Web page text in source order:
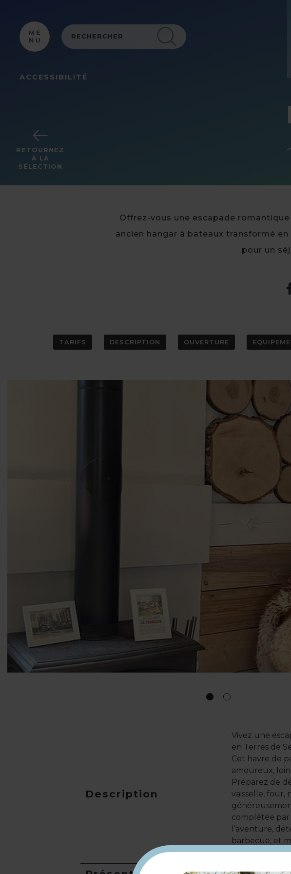
ACCESSIBILITÉ
RETOURNEZ
À LA
SÉLECTION
Offrez-vous une escapade
ancien hangar à bateaux transformé
pour un
TARIFS DESCRIPTION OUVERTURE
Description
Vivez une
en Terres de
Cet havre de
amoureux,
Préparez de
vaisselle, four,
complétée par
l’aventure,
barbecue, et
cadre parfait